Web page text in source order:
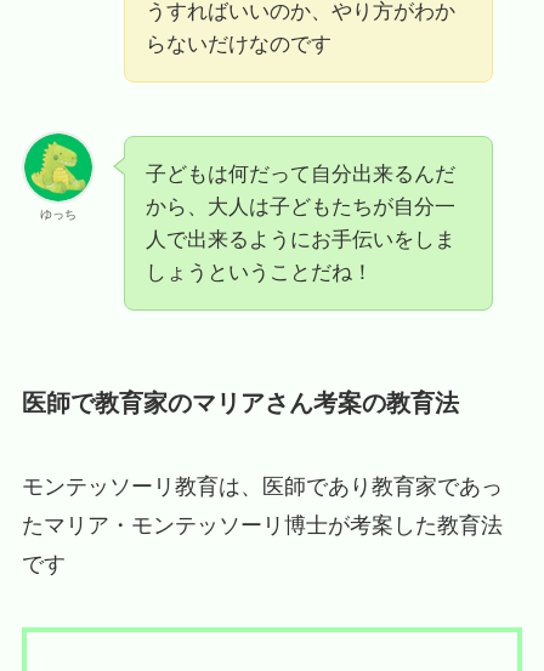
うすればいいのか、やり方がわか
らないだけなのです
ゆっち
子どもは何だって自分出来るんだ
から、大人は子どもたちが自分一
人で出来るようにお手伝いをしま
しょうということだね！
医師で教育家のマリアさん考案の教育法
モンテッソーリ教育は、医師であり教育家であっ
たマリア・モンテッソーリ博士が考案した教育法
です